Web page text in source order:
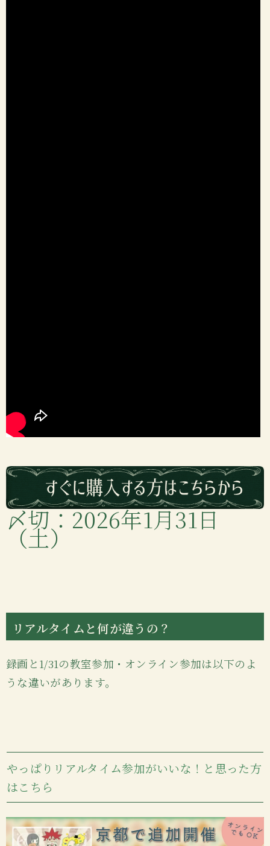
〆切：2026年1月31日
（土）
リアルタイムと何が違うの？
録画と1/31の教室参加・オンライン参加は以下のよ
うな違いがあります。
やっぱりリアルタイム参加がいいな！と思った方
はこちら